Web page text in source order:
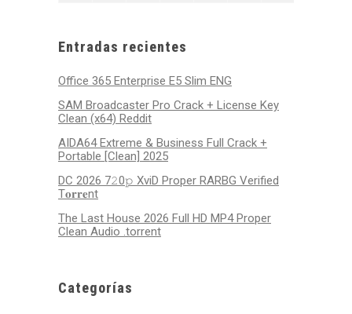
Entradas recientes
Office 365 Enterprise E5 Slim ENG
SAM Broadcaster Pro Crack + License Key
Clean (x64) Reddit
AIDA64 Extreme & Business Full Crack +
Portable [Clean] 2025
DC 2026 7𝟸0𝚙 XviD Proper RARBG Verified
T𝐨𝐫𝐫𝐞nt
The Last House 2026 Full HD MP4 Proper
Clean Audio .torrent
Categorías